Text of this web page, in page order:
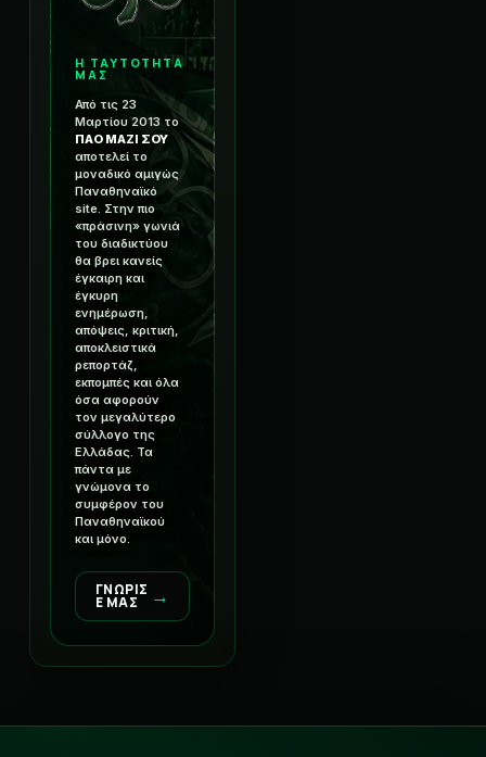
Η ΤΑΥΤΟΤΗΤΑ
ΜΑΣ
Από τις 23
Μαρτίου 2013 το
ΠΑΟ ΜΑΖΙ ΣΟΥ
αποτελεί το
μοναδικό αμιγώς
Παναθηναϊκό
site. Στην πιο
«πράσινη» γωνιά
του διαδικτύου
θα βρει κανείς
έγκαιρη και
έγκυρη
ενημέρωση,
απόψεις, κριτική,
αποκλειστικά
ρεπορτάζ,
εκπομπές και όλα
όσα αφορούν
τον μεγαλύτερο
σύλλογο της
Ελλάδας. Τα
πάντα με
γνώμονα το
συμφέρον του
Παναθηναϊκού
και μόνο.
ΓΝΩΡΙΣ
Ε ΜΑΣ →